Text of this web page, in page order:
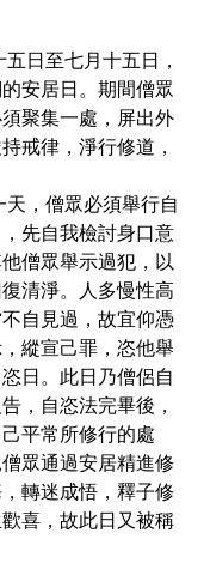
日至七月十五日，
安居日。期間僧眾
聚集一處，屏出外
戒律，淨行修道，
，僧眾必須舉行自
先自我檢討身口意
僧眾舉示過犯，以
清淨。人多慢性高
自見過，故宜仰憑
縱宣己罪，恣他舉
日。此日乃僧侶自
，自恣法完畢後，
平常所修行的處
眾通過安居精進修
轉迷成悟，釋子修
喜，故此日又被稱